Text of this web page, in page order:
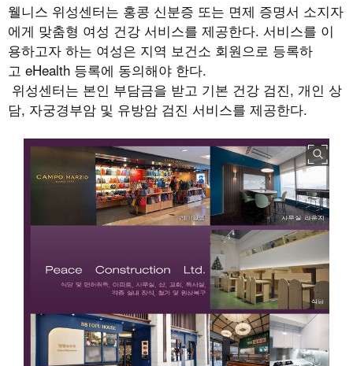
웰니스 위성센터는 홍콩 신분증 또는 면제 증명서 소지자
에게 맞춤형 여성 건강 서비스를 제공한다. 서비스를 이
용하고자 하는 여성은 지역 보건소 회원으로 등록하
고 eHealth 등록에 동의해야 한다.
위성센터는 본인 부담금을 받고 기본 건강 검진, 개인 상
담, 자궁경부암 및 유방암 검진 서비스를 제공한다.